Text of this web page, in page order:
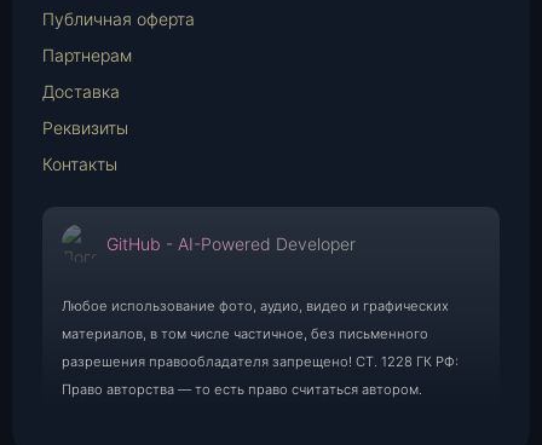
Публичная оферта
Партнерам
Доставка
Реквизиты
Контакты
GitHub - AI-Powered Developer
Любое использование фото, аудио, видео и графических
материалов, в том числе частичное, без письменного
разрешения правообладателя запрещено! СТ. 1228 ГК РФ:
Право авторства — то есть право считаться автором.